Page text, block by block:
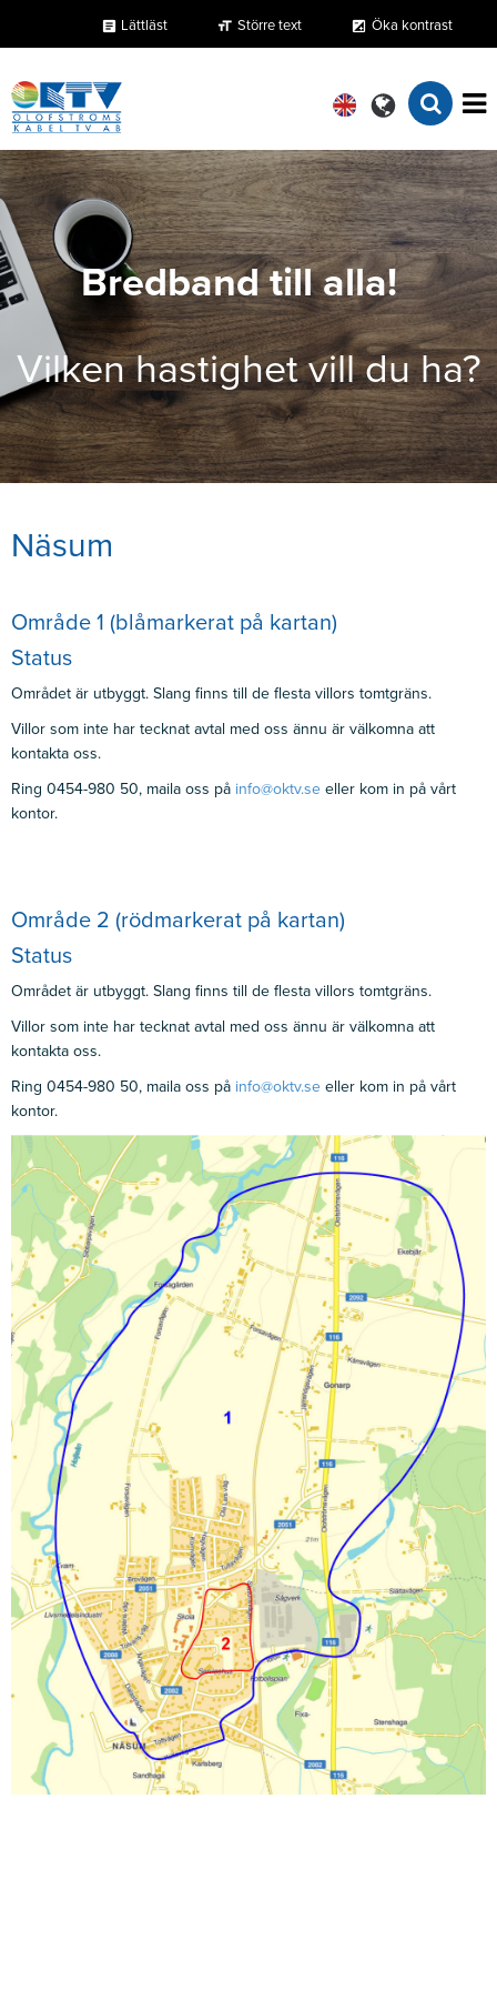
article Lättläst format_size Större text exposure Öka kontrast
Bredband till alla!
Vilken hastighet vill du ha?
Näsum
Område 1 (blåmarkerat på kartan)
Status
Området är utbyggt. Slang finns till de flesta villors tomtgräns.
Villor som inte har tecknat avtal med oss ännu är välkomna att
kontakta oss.
Ring 0454-980 50, maila oss på info@oktv.se eller kom in på vårt
kontor.
Område 2 (rödmarkerat på kartan)
Status
Området är utbyggt. Slang finns till de flesta villors tomtgräns.
Villor som inte har tecknat avtal med oss ännu är välkomna att
kontakta oss.
Ring 0454-980 50, maila oss på info@oktv.se eller kom in på vårt
kontor.